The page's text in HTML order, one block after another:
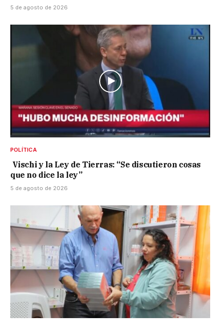
5 de agosto de 2026
POLÍTICA
Vischi y la Ley de Tierras: “Se discutieron cosas
que no dice la ley”
5 de agosto de 2026